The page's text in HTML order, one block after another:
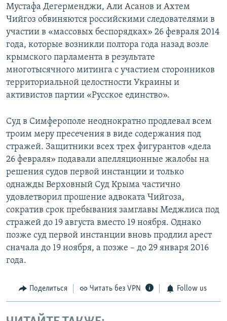
Мустафа Дегерменджи, Али Асанов и Ахтем
Чийгоз обвиняются российскими следователями в
участии в «массовых беспорядках» 26 февраля 2014
года, которые возникли полтора года назад возле
крымского парламента в результате
многотысячного митинга с участием сторонников
территориальной целостности Украины и
активистов партии «Русское единство».
Суд в Симферополе неоднократно продлевал всем
троим меру пресечения в виде содержания под
стражей. Защитники всех трех фигурантов «дела
26 февраля» подавали апелляционные жалобы на
решения судов первой инстанции и только
однажды Верховный Суд Крыма частично
удовлетворил прошение адвоката Чийгоза,
сократив срок пребывания замглавы Меджлиса под
стражей до 19 августа вместо 19 ноября. Однако
позже суд первой инстанции вновь продлил арест
сначала до 19 ноября, а позже – до 29 января 2016
года.
Поделиться Читать без VPN Follow us